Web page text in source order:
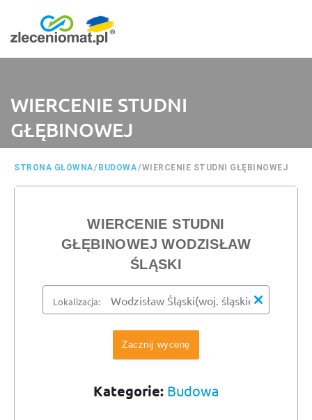
WIERCENIE STUDNI
GŁĘBINOWEJ
STRONA GŁÓWNA/ BUDOWA/WIERCENIE STUDNI GŁĘBINOWEJ
WIERCENIE STUDNI
GŁĘBINOWEJ WODZISŁAW
ŚLĄSKI
Lokalizacja:
Zacznij wycenę
Kategorie: Budowa